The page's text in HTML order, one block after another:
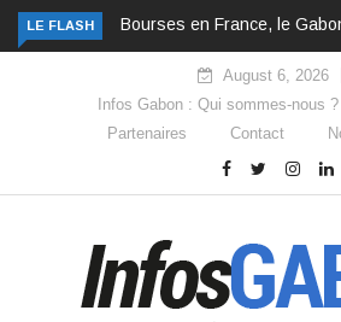
LE FLASH Bourses en France, le
August 6, 2026
Infos Gabon : Qui sommes-nous ?
Partenaires
Contact